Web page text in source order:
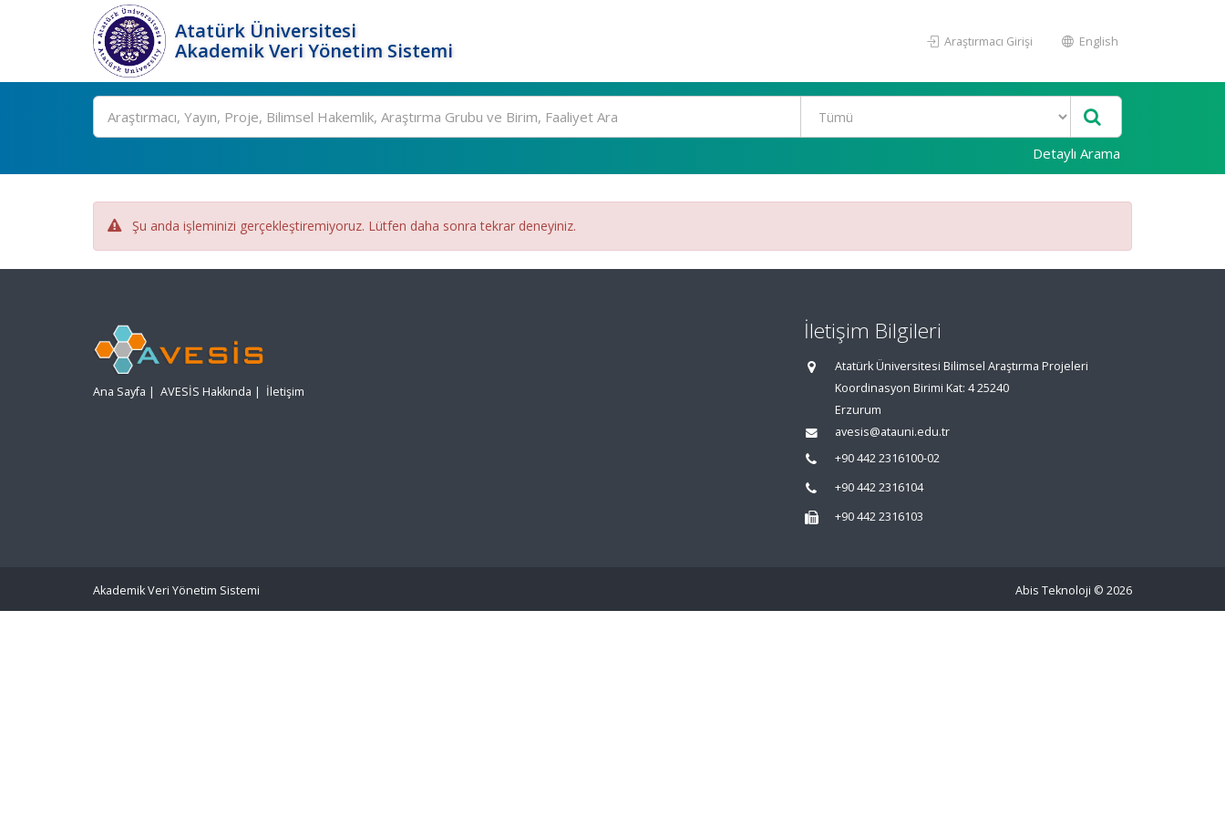
Atatürk Üniversitesi
Akademik Veri Yönetim Sistemi
Araştırmacı Girişi English
Ara
Detaylı Arama
Şu anda işleminizi gerçekleştiremiyoruz. Lütfen daha sonra tekrar deneyiniz.
Ana Sayfa | AVESİS Hakkında | İletişim
İletişim Bilgileri
Atatürk Üniversitesi Bilimsel Araştırma Projeleri
Koordinasyon Birimi Kat: 4 25240
Erzurum
avesis@atauni.edu.tr
+90 442 2316100-02
+90 442 2316104
+90 442 2316103
Akademik Veri Yönetim Sistemi Abis Teknoloji © 2026